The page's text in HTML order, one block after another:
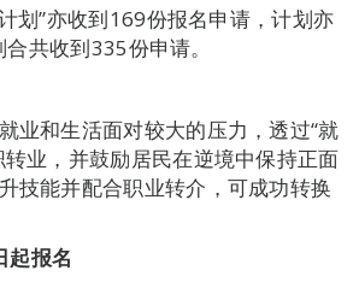
划”亦收到169份报名申请，计划亦
共收到335份申请。
业和生活面对较大的压力，透过“就
业，并鼓励居民在逆境中保持正面
技能并配合职业转介，可成功转换
起报名